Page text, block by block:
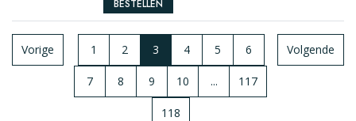
BESTELLEN
Vorige 1 2 3 4 5 6
7 8 9 10 ... 117
118
Volgende